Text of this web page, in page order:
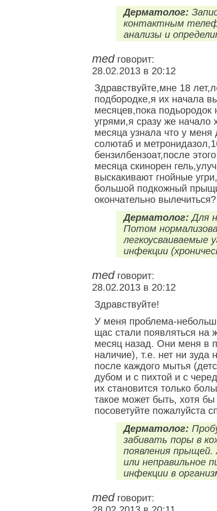
Дерматолог:
контактным
анализы и
med говорит:
28.02.2013 в 20:12
Здравствуйте,мне 18
подбородке,я их начала
месяцев,пока
угрями,я сразу же начало
месяца узнала что у меня
солютаб и
бензилбензоат,после
месяца скинорен
выскакивают гнойные
большой подкожный
окончательно вылечиться?
Дерматолог: Для
Потом
легкоусваиваемые
инфекции
med говорит:
28.02.2013 в 20:12
Здравствуйте!
У меня проблема-
щас стали появляться на
месяц назад. Они меня в
наличие), т.е. нет ни
после каждого мытья
дубом и с пихтой и с
их становится только
такое может быть, хотя
посоветуйте пожалуйста
Дерматолог:
забивать поры в
появления
или неправильное
инфекции в
med говорит: